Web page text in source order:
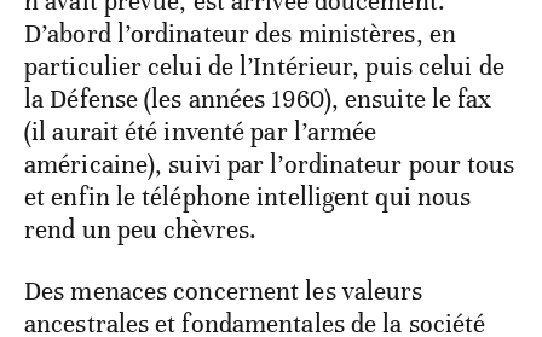
D’abord l’ordinateur des ministères, en
particulier celui de l’Intérieur, puis celui de
la Défense (les années 1960), ensuite le fax
(il aurait été inventé par l’armée
américaine), suivi par l’ordinateur pour tous
et enfin le téléphone intelligent qui nous
rend un peu chèvres.
Des menaces concernent les valeurs
ancestrales et fondamentales de la société